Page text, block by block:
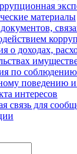
материалы
о доходах,
по
поведению
интересов
связь для